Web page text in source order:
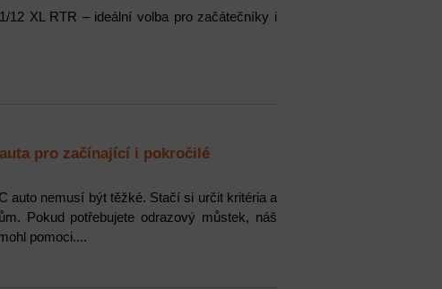
12 XL RTR – ideální volba pro začátečníky i
pro začínající i pokročilé
auto nemusí být těžké. Stačí si určit kritéria a
Pokud potřebujete odrazový můstek, náš
pomoci....